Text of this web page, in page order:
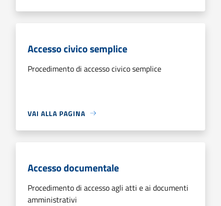
Accesso civico semplice
Procedimento di accesso civico semplice
VAI ALLA PAGINA
Accesso documentale
Procedimento di accesso agli atti e ai documenti
amministrativi